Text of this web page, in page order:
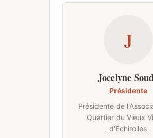
J
Jocelyne
Présidente
Présidente de
Quartier du Vieux
d'Échirolles